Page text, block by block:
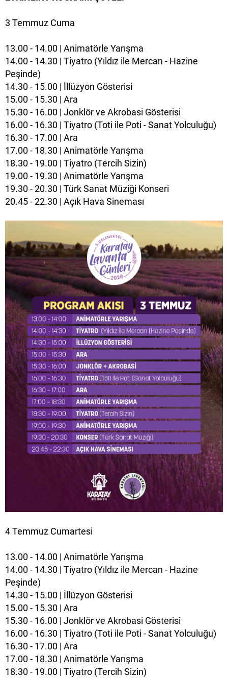
3 Temmuz Cuma
13.00 - 14.00 | Animatörle Yarışma
14.00 - 14.30 | Tiyatro (Yıldız ile Mercan - Hazine
Peşinde)
14.30 - 15.00 | İllüzyon Gösterisi
15.00 - 15.30 | Ara
15.30 - 16.00 | Jonklör ve Akrobasi Gösterisi
16.00 - 16.30 | Tiyatro (Toti ile Poti - Sanat Yolculuğu)
16.30 - 17.00 | Ara
17.00 - 18.30 | Animatörle Yarışma
18.30 - 19.00 | Tiyatro (Tercih Sizin)
19.00 - 19.30 | Animatörle Yarışma
19.30 - 20.30 | Türk Sanat Müziği Konseri
20.45 - 22.30 | Açık Hava Sineması
4 Temmuz Cumartesi
13.00 - 14.00 | Animatörle Yarışma
14.00 - 14.30 | Tiyatro (Yıldız ile Mercan - Hazine
Peşinde)
14.30 - 15.00 | İllüzyon Gösterisi
15.00 - 15.30 | Ara
15.30 - 16.00 | Jonklör ve Akrobasi Gösterisi
16.00 - 16.30 | Tiyatro (Toti ile Poti - Sanat Yolculuğu)
16.30 - 17.00 | Ara
17.00 - 18.30 | Animatörle Yarışma
18.30 - 19.00 | Tiyatro (Tercih Sizin)